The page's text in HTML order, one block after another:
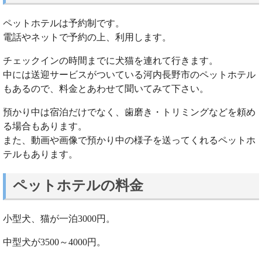
ペットホテルは予約制です。
電話やネットで予約の上、利用します。
チェックインの時間までに犬猫を連れて行きます。
中には送迎サービスがついている河内長野市のペットホテル
もあるので、料金とあわせて聞いてみて下さい。
預かり中は宿泊だけでなく、歯磨き・トリミングなどを頼め
る場合もあります。
また、動画や画像で預かり中の様子を送ってくれるペットホ
テルもあります。
ペットホテルの料金
小型犬、猫が一泊3000円。
中型犬が3500～4000円。